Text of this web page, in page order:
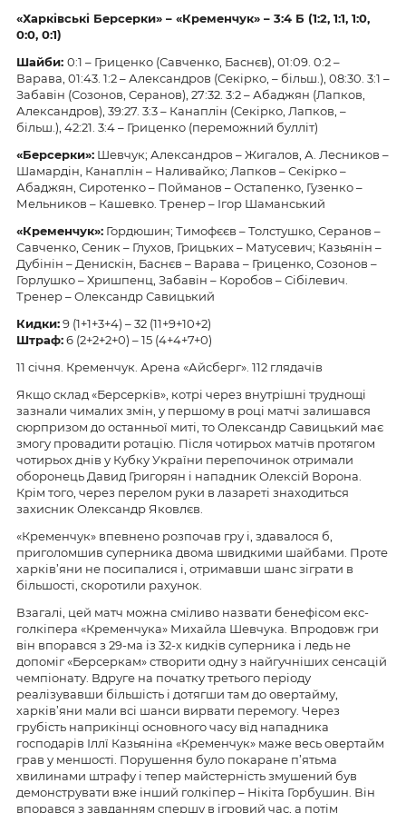
«Харківські Берсерки» – «Кременчук» – 3:4 Б (1:2, 1:1, 1:0,
0:0, 0:1)
Шайби: 0:1 – Гриценко (Савченко, Баснєв), 01:09. 0:2 –
Варава, 01:43. 1:2 – Александров (Секірко, – більш.), 08:30. 3:1 –
Забавін (Созонов, Серанов), 27:32. 3:2 – Абаджян (Лапков,
Александров), 39:27. 3:3 – Канаплін (Секірко, Лапков, –
більш.), 42:21. 3:4 – Гриценко (переможний булліт)
«Берсерки»: Шевчук; Александров – Жигалов, А. Лесников –
Шамардін, Канаплін – Наливайко; Лапков – Секірко –
Абаджян, Сиротенко – Пойманов – Остапенко, Гузенко –
Мельников – Кашевко. Тренер – Ігор Шаманський
«Кременчук»: Гордюшин; Тимофєєв – Толстушко, Серанов –
Савченко, Сеник – Глухов, Грицьких – Матусевич; Казьянін –
Дубінін – Денискін, Баснєв – Варава – Гриценко, Созонов –
Горлушко – Хришпенц, Забавін – Коробов – Сібілевич.
Тренер – Олександр Савицький
Кидки:9 (1+1+3+4) – 32 (11+9+10+2)
Штраф:6 (2+2+2+0) – 15 (4+4+7+0)
11 січня. Кременчук. Арена «Айсберг». 112 глядачів
Якщо склад «Берсерків», котрі через внутрішні труднощі
зазнали чималих змін, у першому в році матчі залишався
сюрпризом до останньої миті, то Олександр Савицький має
змогу провадити ротацію. Після чотирьох матчів протягом
чотирьох днів у Кубку України перепочинок отримали
оборонець Давид Григорян і нападник Олексій Ворона.
Крім того, через перелом руки в лазареті знаходиться
захисник Олександр Яковлєв.
«Кременчук» впевнено розпочав гру і, здавалося б,
приголомшив суперника двома швидкими шайбами. Проте
харків’яни не посипалися і, отримавши шанс зіграти в
більшості, скоротили рахунок.
Взагалі, цей матч можна сміливо назвати бенефісом екс-
голкіпера «Кременчука» Михайла Шевчука. Впродовж гри
він впорався з 29-ма із 32-х кидків суперника і ледь не
допоміг «Берсеркам» створити одну з найгучніших сенсацій
чемпіонату. Вдруге на початку третього періоду
реалізувавши більшість і дотягши там до овертайму,
харків’яни мали всі шанси вирвати перемогу. Через
грубість наприкінці основного часу від нападника
господарів Іллї Казьяніна «Кременчук» маже весь овертайм
грав у меншості. Порушення було покаране п’ятьма
хвилинами штрафу і тепер майстерність змушений був
демонструвати вже інший голкіпер – Нікіта Горбушин. Він
впорався з завданням спершу в ігровий час, а потім